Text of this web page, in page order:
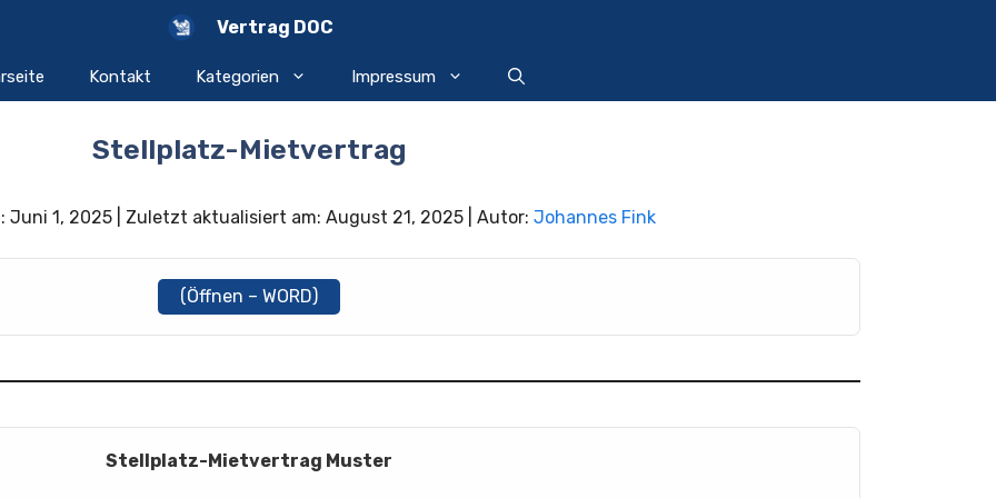
Vertrag DOC
Kontakt Kategorien Impressum
Stellplatz-Mietvertrag
Juni 1, 2025 | Zuletzt aktualisiert am: August 21, 2025 | Autor: Johannes Fink
(Öffnen – WORD)
Stellplatz-Mietvertrag Muster